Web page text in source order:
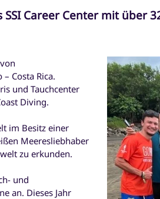
Career Center mit über
Costa Rica.
und Tauchcenter
Diving.
im Besitz einer
Meeresliebhaber
zu erkunden.
und
an. Dieses Jahr